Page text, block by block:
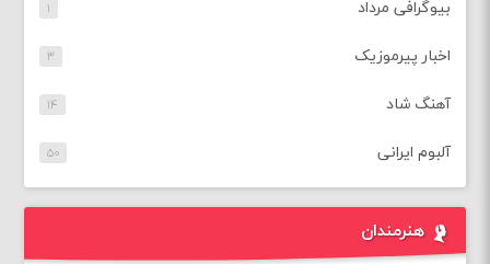
بیوگرافی مرداد ۱
اخبار پیرموزیک ۳
آهنگ شاد ۱۴
آلبوم ایرانی ۵۰
هنرمندان